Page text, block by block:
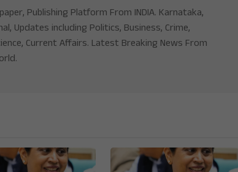
Publishing Platform From INDIA. Karnataka,
Updates including Politics, Business, Crime,
Current Affairs. Latest Breaking News From